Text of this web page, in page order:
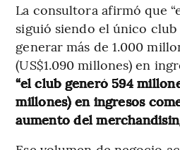
La consultora afirmó que
siguió siendo el único
generar más de 1.000
(US$1.090 millones) en
“el club generó 594
millones) en ingresos
aumento del